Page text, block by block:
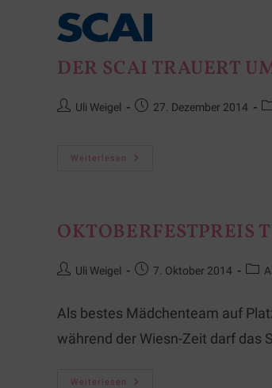
DER SCAI TRAUERT
Uli Weigel 27. Dezember 2014
Weiterlesen
OKTOBERFESTPREIS
Uli Weigel 7. Oktober 2014
Als bestes Mädchenteam auf
während der Wiesn-Zeit darf das
Weiterlesen